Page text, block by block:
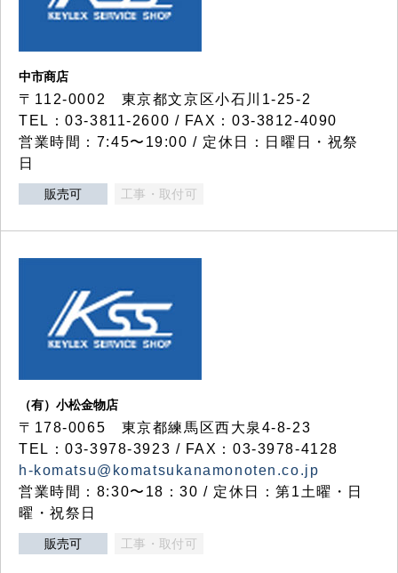
中市商店
〒112-0002 東京都文京区小石川1-25-2
TEL：03-3811-2600 / FAX：03-3812-4090
営業時間：7:45〜19:00 / 定休日：日曜日・祝祭
日
販売可 工事・取付可
（有）小松金物店
〒178-0065 東京都練馬区西大泉4-8-23
TEL：03-3978-3923 / FAX：03-3978-4128
h-komatsu@komatsukanamonoten.co.jp
営業時間：8:30〜18：30 / 定休日：第1土曜・日
曜・祝祭日
販売可 工事・取付可